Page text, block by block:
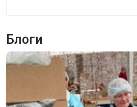
Блоги